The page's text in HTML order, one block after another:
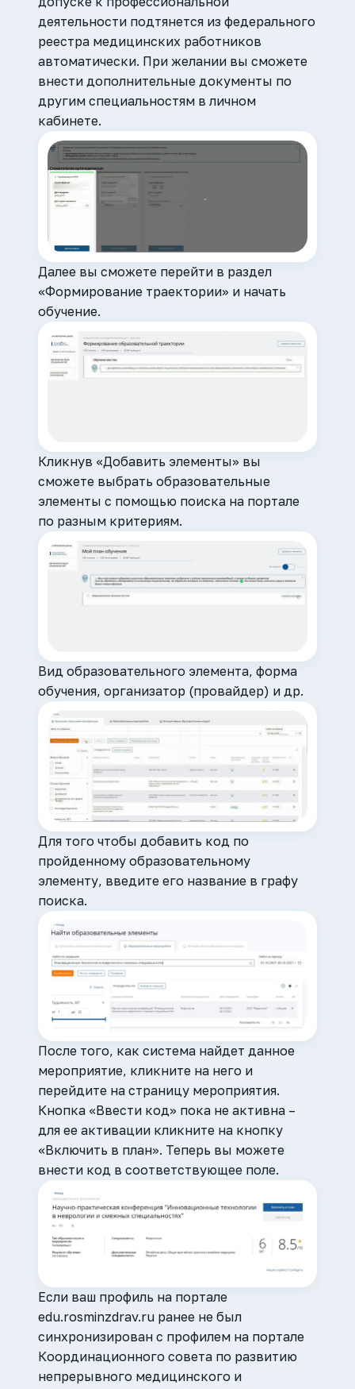
деятельности подтянется из федерального
реестра медицинских работников
автоматически. При желании вы сможете
внести дополнительные документы по
другим специальностям в личном
кабинете.
Далее вы сможете перейти в раздел
«Формирование траектории» и начать
обучение.
Кликнув «Добавить элементы» вы
сможете выбрать образовательные
элементы с помощью поиска на портале
по разным критериям.
Вид образовательного элемента, форма
обучения, организатор (провайдер) и др.
Для того чтобы добавить код по
пройденному образовательному
элементу, введите его название в графу
поиска.
После того, как система найдет данное
мероприятие, кликните на него и
перейдите на страницу мероприятия.
Кнопка «Ввести код» пока не активна –
для ее активации кликните на кнопку
«Включить в план». Теперь вы можете
внести код в соответствующее поле.
Если ваш профиль на портале
edu.rosminzdrav.ru ранее не был
синхронизирован с профилем на портале
Координационного совета по развитию
непрерывного медицинского и